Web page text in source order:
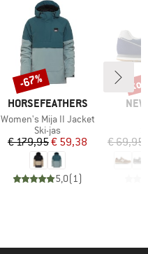
MERK
HORSEFEATHERS
Artikel
Women's Mija II Jacket
Productgroep
Ski-jas
Prijs
€ 179,95Verlaagde prijs
€ 59,38
5,0( 1)
Korting
-67%
€ 69,95